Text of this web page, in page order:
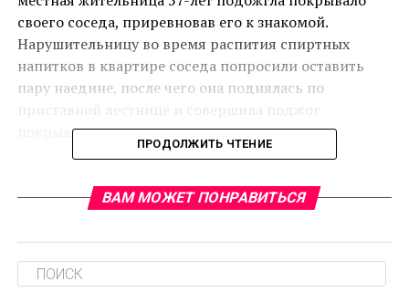
своего соседа, приревновав его к знакомой.
Нарушительницу во время распития спиртных
напитков в квартире соседа попросили оставить
пару наедине, после чего она поднялась по
покрывала через окно.
произошедшего, сообщает news-v.ru.
RELATED TOPICS:
CЛЕДУЮЩЕЕ
Владимирские «АТАКи» становятся «АШАНами»
ПРОДОЛЖИТЬ ЧТЕНИЕ
ВАМ МОЖЕТ ПОНРАВИТЬСЯ